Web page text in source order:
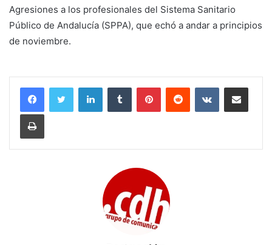
Agresiones a los profesionales del Sistema Sanitario
Público de Andalucía (SPPA), que echó a andar a principios
de noviembre.
LinkedInTumblr PinterestReddit VKontakteCompartir por
Imprimir